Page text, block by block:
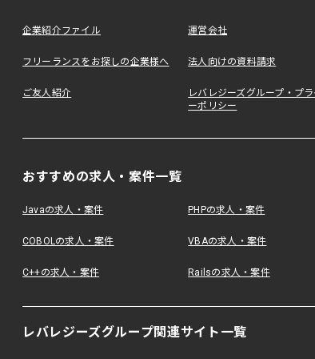
企業紹介ファイル 運営会社
フリーランスをお探しの企業様へ 法人向けの資料請求
ご友人紹介
レバレジーズグループ・プ
ーポリシー
おすすめの求人・案件一覧
Javaの求人・案件 PHPの求人・案件
COBOLの求人・案件 VBAの求人・案件
C++の求人・案件 Railsの求人・案件
レバレジーズグループ関連サイト一覧